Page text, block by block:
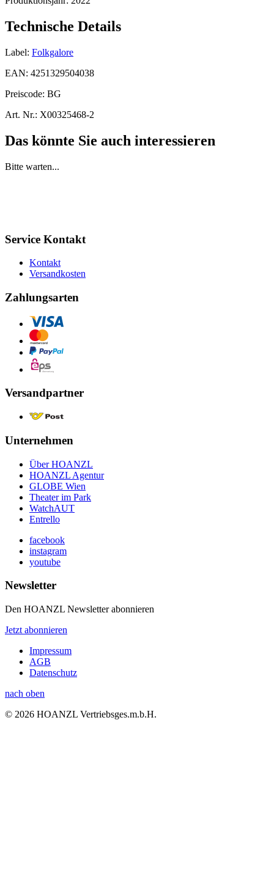
Technische Details
Label: Folkgalore
EAN: 4251329504038
Preiscode: BG
Art. Nr.: X00325468-2
Das könnte Sie auch interessieren
Bitte warten...
Service Kontakt
Kontakt
Versandkosten
Zahlungsarten
Versandpartner
Unternehmen
Über HOANZL
HOANZL Agentur
GLOBE Wien
Theater im Park
WatchAUT
Entrello
facebook
instagram
youtube
Newsletter
Den HOANZL Newsletter abonnieren
Jetzt abonnieren
Impressum
AGB
Datenschutz
nach oben
© 2026 HOANZL Vertriebsges.m.b.H.